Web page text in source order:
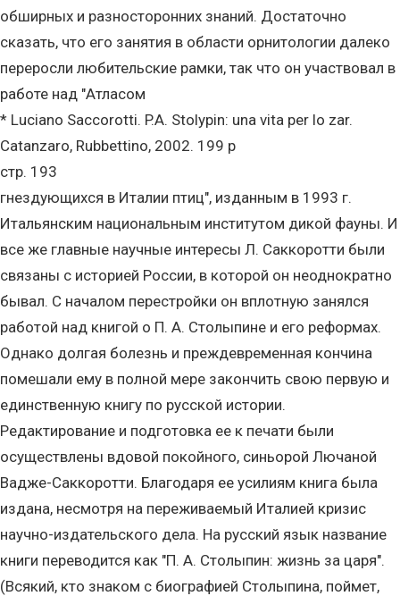
обширных и разносторонних знаний. Достаточно
сказать, что его занятия в области орнитологии далеко
переросли любительские рамки, так что он участвовал в
работе над "Атласом
* Luciano Saccorotti. P.A. Stolypin: una vita per lo zar.
Catanzaro, Rubbettino, 2002. 199 p
стр. 193
гнездующихся в Италии птиц", изданным в 1993 г.
Итальянским национальным институтом дикой фауны. И
все же главные научные интересы Л. Саккоротти были
связаны с историей России, в которой он неоднократно
бывал. С началом перестройки он вплотную занялся
работой над книгой о П. А. Столыпине и его реформах.
Однако долгая болезнь и преждевременная кончина
помешали ему в полной мере закончить свою первую и
единственную книгу по русской истории.
Редактирование и подготовка ее к печати были
осуществлены вдовой покойного, синьорой Лючаной
Вадже-Саккоротти. Благодаря ее усилиям книга была
издана, несмотря на переживаемый Италией кризис
научно-издательского дела. На русский язык название
книги переводится как "П. А. Столыпин: жизнь за царя".
(Всякий, кто знаком с биографией Столыпина, поймет,